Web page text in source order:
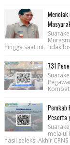
hingga saat ini. Tidak
731
Pemkab
Peserta
melalui
hasil seleksi Akhir